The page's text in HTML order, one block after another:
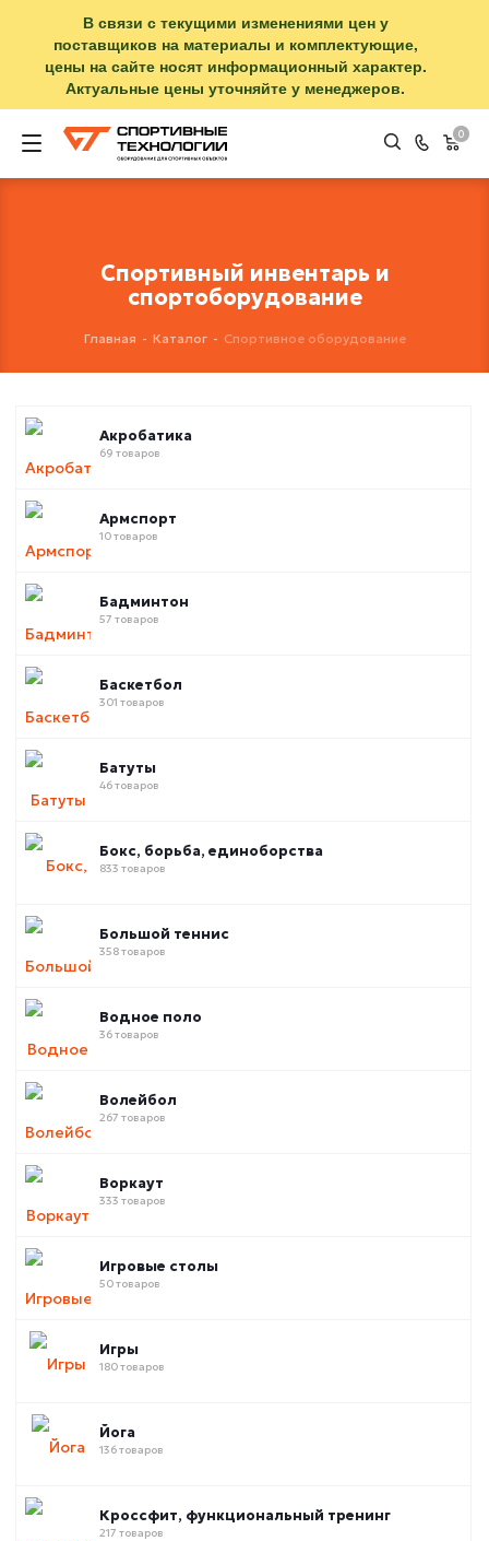
В связи с текущими изменениями цен у
поставщиков на материалы и комплектующие,
цены на сайте носят информационный характер.
Актуальные цены уточняйте у менеджеров.
0
Спортивный инвентарь и
спортоборудование
Главная - Каталог - Спортивное оборудование
Акробатика
69 товаров
Армспорт
10 товаров
Бадминтон
57 товаров
Баскетбол
301 товаров
Батуты
46 товаров
Бокс, борьба, единоборства
833 товаров
Большой теннис
358 товаров
Водное поло
36 товаров
Волейбол
267 товаров
Воркаут
333 товаров
Игровые столы
50 товаров
Игры
180 товаров
Йога
136 товаров
Кроссфит, функциональный тренинг
217 товаров